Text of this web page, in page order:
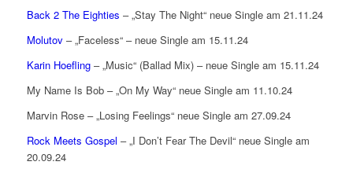
Back 2 The Eighties – „Stay The Night“ neue Single am 21.11.24
Molutov – „Faceless“ – neue Single am 15.11.24
Karin Hoefling– „Music“ (Ballad Mix) – neue Single am 15.11.24
My Name Is Bob – „On My Way“ neue Single am 11.10.24
Marvin Rose – „Losing Feelings“ neue Single am 27.09.24
Rock Meets Gospel – „I Don’t Fear The Devil“ neue Single am
20.09.24